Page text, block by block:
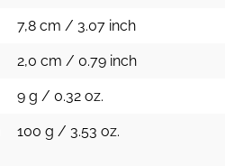
7,8 cm / 3.07 inch
2,0 cm / 0.79 inch
9 g / 0.32 oz.
100 g / 3.53 oz.